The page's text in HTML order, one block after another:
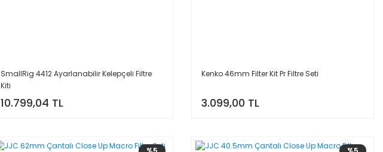
SmallRig 4412 Ayarlanabilir Kelepçeli Filtre
Kiti
10.799,04 TL
Kenko 46mm Filter Kit Pr Filtre Seti
3.099,00 TL